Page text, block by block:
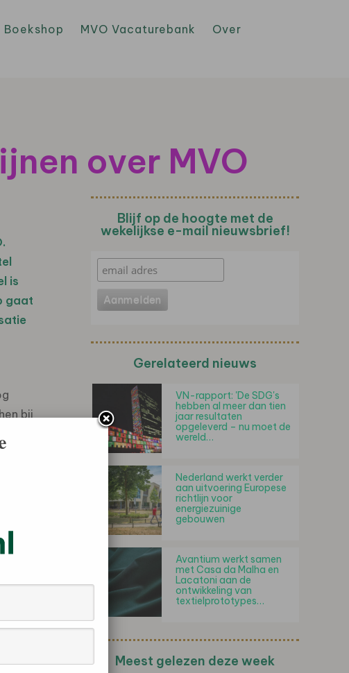
Boekshop MVO Vacaturebank
Over
over MVO
is
gaat
bij
Blijf op de hoogte met de
wekelijkse e-mail nieuwsbrief!
Gerelateerd nieuws
VN-rapport: 'De SDG's
hebben al meer dan tien
jaar resultaten
opgeleverd – nu moet de
wereld…
Nederland werkt verder
aan uitvoering Europese
richtlijn voor
energiezuinige
gebouwen
Avantium werkt samen
met Casa da Malha en
Lacatoni aan de
ontwikkeling van
textielprototypes…
Meest gelezen deze week